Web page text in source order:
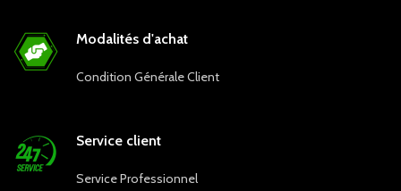
Modalités d'achat
Condition Générale Client
Service client
Service Professionnel